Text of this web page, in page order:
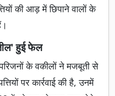
की आड़ में छिपाने वालों के
हुई फेल
के वकीलों ने मजबूती से
पर कार्रवाई की है, उनमें